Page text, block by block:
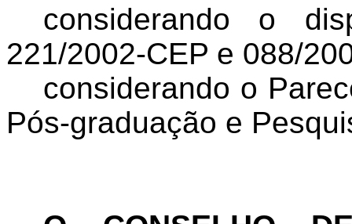
considerando o
221/2002-CEP e 088/
considerando o
Pós-graduação e